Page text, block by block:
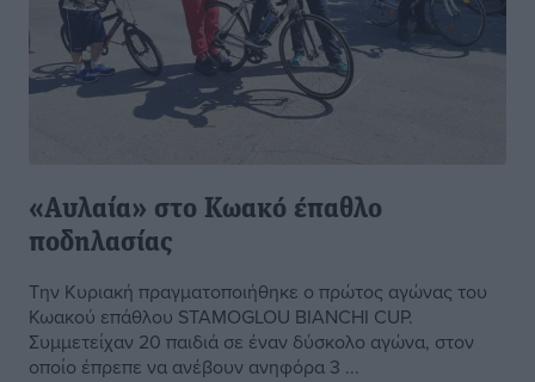
«Αυλαία» στο Κωακό έπαθλο
ποδηλασίας
Την Κυριακή πραγματοποιήθηκε ο πρώτος αγώνας του
Κωακού επάθλου STAMOGLOU BIANCHI CUP.
Συμμετείχαν 20 παιδιά σε έναν δύσκολο αγώνα, στον
οποίο έπρεπε να ανέβουν ανηφόρα 3 ...